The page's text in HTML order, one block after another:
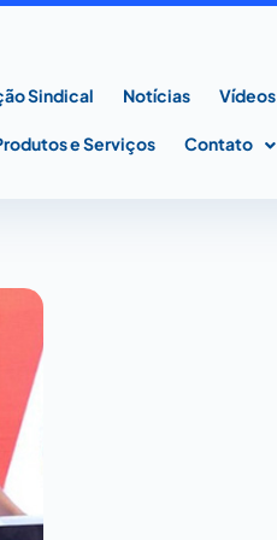
Sindical Notícias Vídeos
e Serviços Contato